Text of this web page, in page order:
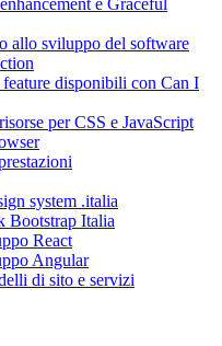
e Graceful
allo sviluppo del software
disponibili con Can I
per CSS e JavaScript
system .italia
Bootstrap Italia
React
Angular
di sito e servizi